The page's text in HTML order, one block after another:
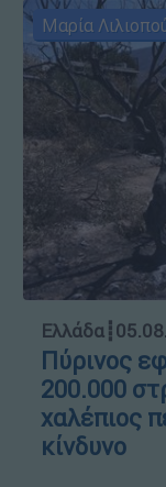
Μαρία
Ελλάδα┋
Πύρινος
200.000
χαλέπιος
κίνδυνο